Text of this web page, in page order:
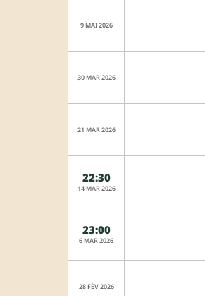
9 MAI 2026
30 MAR 2026
21 MAR 2026
22:30
14 MAR 2026
23:00
6 MAR 2026
28 FÉV 2026